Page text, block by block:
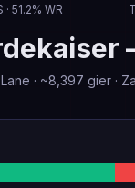
· 51.2% WR
· ~8,397 gier ·